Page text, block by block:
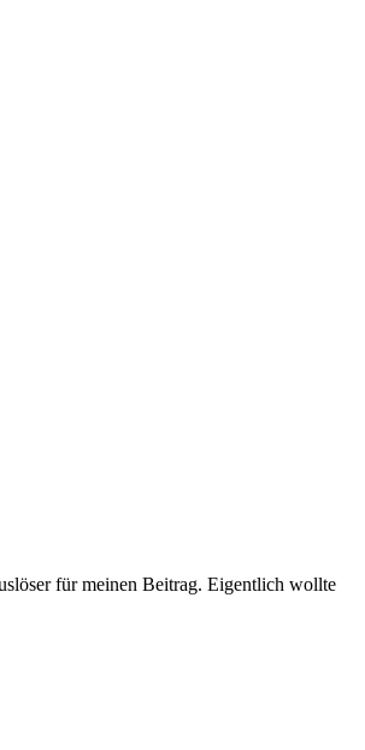
für meinen Beitrag. Eigentlich wollte